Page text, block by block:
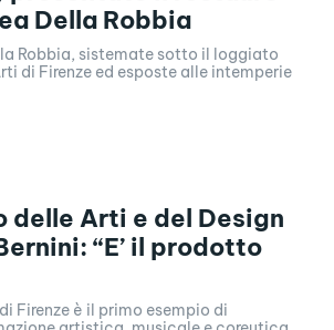
Della Robbia
Robbia, sistemate sotto il loggiato
di Firenze ed esposte alle intemperie
delle Arti e del Design
“E’ il prodotto
Firenze è il primo esempio di